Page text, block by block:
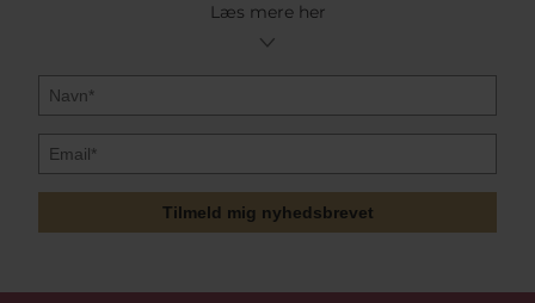
Læs mere her
Tilmeld mig nyhedsbrevet